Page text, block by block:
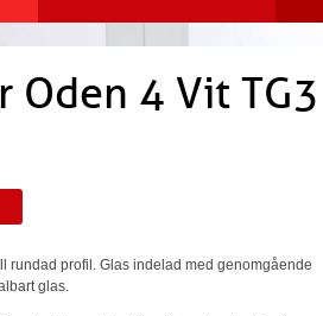
Oden 4 Vit TG3
rundad profil. Glas indelad med genomgående
glas.